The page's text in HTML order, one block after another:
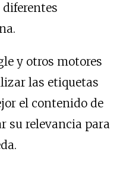
y otros motores
las etiquetas
el contenido de
su relevancia para